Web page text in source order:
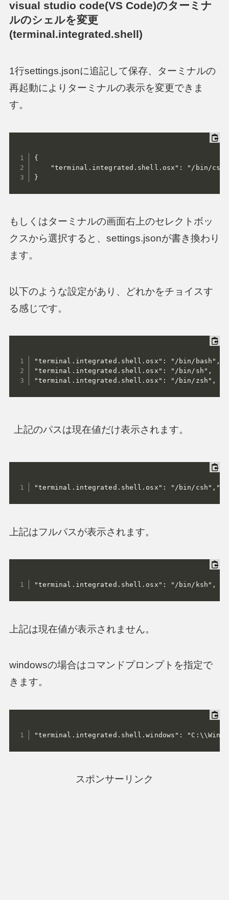
visual studio code(VS Code)のターミナ
ルのシェルを変更
(terminal.integrated.shell)
1行settings.jsonに追記して保存、ターミナルの
再起動によりターミナルの表示を変更できま
す。
{
"terminal.integrated.shell.osx": "/bin/
}
もしくはターミナルの画面右上のセレクトボッ
クスから選択すると、settings.jsonが書き換わり
ます。
以下のような設定があり、どれかをチョイスす
る感じです。
"terminal.integrated.shell.osx": "/bin/bash",
"terminal.integrated.shell.osx": "/bin/sh",
"terminal.integrated.shell.osx": "/bin/zsh",
上記のパスは現在値だけ表示されます。
"terminal.integrated.shell.osx": "/bin/
上記はフルパスが表示されます。
"terminal.integrated.shell.osx": "/bin/ksh",
上記は現在値が表示されません。
windowsの場合はコマンドプロンプトを指定で
きます。
"terminal.integrated.shell.windows":
スポンサーリンク